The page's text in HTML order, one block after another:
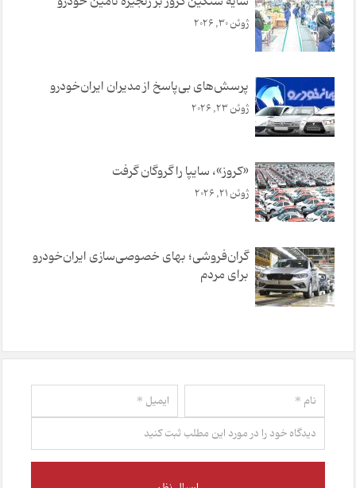
ژوئن 30, 2026
پرسش‌های بی‌پاسخ از مدیران ایران‌خودرو
ژوئن 23, 2026
«کروز»، سایپا را گروگان گرفت
ژوئن 21, 2026
گران‌فروشی؛ بهای خصوصی‌سازی ایران‌خودرو
برای مردم